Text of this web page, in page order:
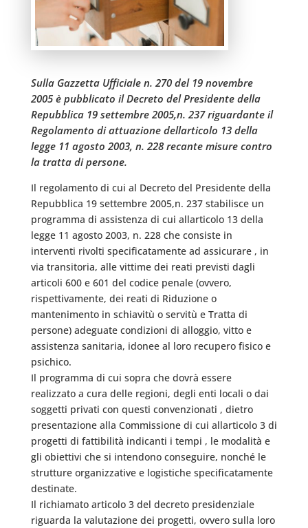
Sulla Gazzetta Ufficiale n. 270 del 19 novembre
2005 è pubblicato il Decreto del Presidente della
Repubblica 19 settembre 2005,n. 237 riguardante il
Regolamento di attuazione dellarticolo 13 della
legge 11 agosto 2003, n. 228 recante misure contro
la tratta di persone.
Il regolamento di cui al Decreto del Presidente della
Repubblica 19 settembre 2005,n. 237 stabilisce un
programma di assistenza di cui allarticolo 13 della
legge 11 agosto 2003, n. 228 che consiste in
interventi rivolti specificatamente ad assicurare , in
via transitoria, alle vittime dei reati previsti dagli
articoli 600 e 601 del codice penale (ovvero,
rispettivamente, dei reati di Riduzione o
mantenimento in schiavitù o servitù e Tratta di
persone) adeguate condizioni di alloggio, vitto e
assistenza sanitaria, idonee al loro recupero fisico e
psichico.
Il programma di cui sopra che dovrà essere
realizzato a cura delle regioni, degli enti locali o dai
soggetti privati con questi convenzionati , dietro
presentazione alla Commissione di cui allarticolo 3 di
progetti di fattibilità indicanti i tempi , le modalità e
gli obiettivi che si intendono conseguire, nonché le
strutture organizzative e logistiche specificatamente
destinate.
Il richiamato articolo 3 del decreto presidenziale
riguarda la valutazione dei progetti, ovvero sulla loro